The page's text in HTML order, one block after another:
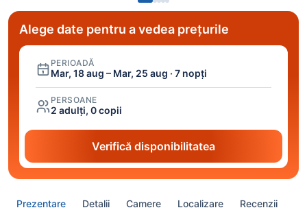
Alege date pentru a vedea prețurile
PERIOADĂ
Mar, 18 aug – Mar, 25 aug · 7 nopți
PERSOANE
2 adulți, 0 copii
Verifică disponibilitatea
Prezentare Detalii Camere Localizare Recenzii